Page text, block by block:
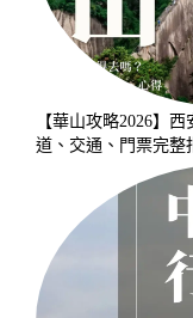
【華山攻略2026】
道、交通、門票完整